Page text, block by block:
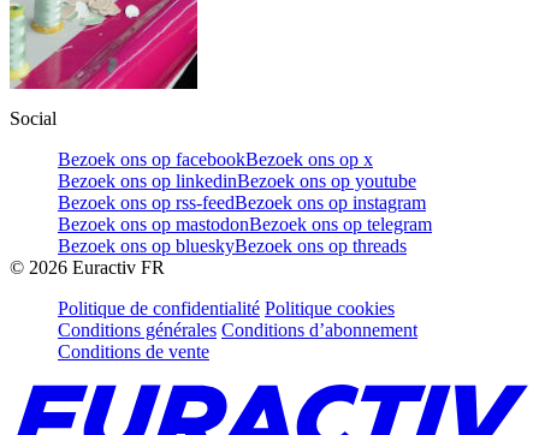
Social
Bezoek ons op facebookBezoek ons op x
Bezoek ons op linkedinBezoek ons op youtube
Bezoek ons op rss-feedBezoek ons op instagram
Bezoek ons op mastodonBezoek ons op telegram
Bezoek ons op blueskyBezoek ons op threads
© 2026 Euractiv FR
Politique de confidentialité Politique cookies
Conditions générales Conditions d’abonnement
Conditions de vente